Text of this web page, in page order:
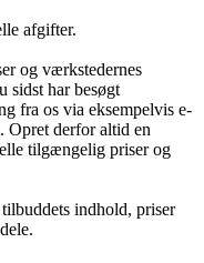
afgifter.
og værkstedernes
sidst har besøgt
fra os via eksempelvis e-
Opret derfor altid en
tilgængelig priser og
indhold, priser